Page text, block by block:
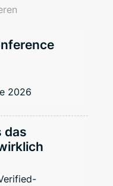
2026
das